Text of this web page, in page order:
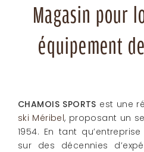
Magasin pour
équipement
CHAMOIS SPORTS est une
ski Méribel, proposant un
1954. En tant
sur des décennies